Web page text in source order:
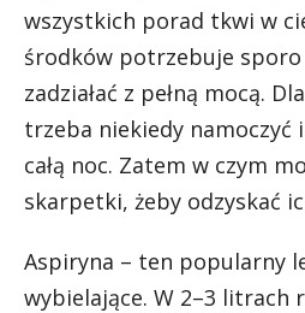
wszystkich porad tkwi w
środków potrzebuje sporo
zadziałać z pełną mocą.
trzeba niekiedy namoczyć
całą noc. Zatem w czym
skarpetki, żeby odzyskać
Aspiryna – ten popularny
wybielające. W 2–3 litrach